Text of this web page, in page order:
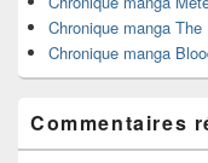
barre
latéraleChronique manga
Chronique manga
Commentaires